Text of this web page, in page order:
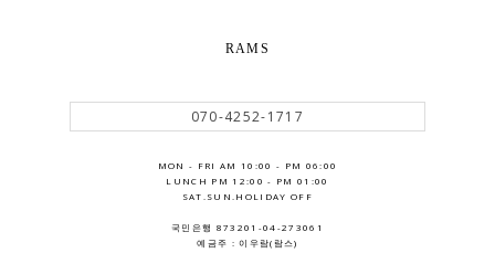
RAMS
070-4252-1717
MON - FRI AM 10:00 - PM 06:00
LUNCH PM 12:00 - PM 01:00
SAT.SUN.HOLIDAY OFF
국민은행 873201-04-273061
예금주 : 이우람(람스)